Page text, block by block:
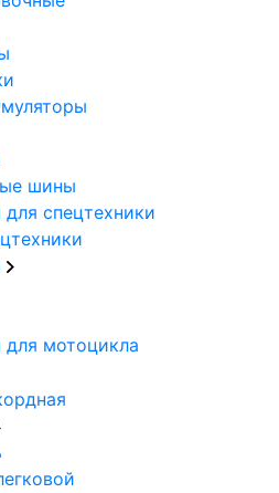
шины
спецтехники
мотоцикла